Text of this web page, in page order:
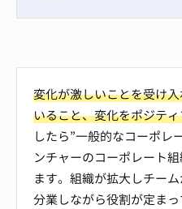
変化が激しいことを受け
いること、変化をポジテ
したら”一般的なコーポレ
ンチャーのコーポレート
ます。組織が拡大しチー
分業しながら役割が定ま